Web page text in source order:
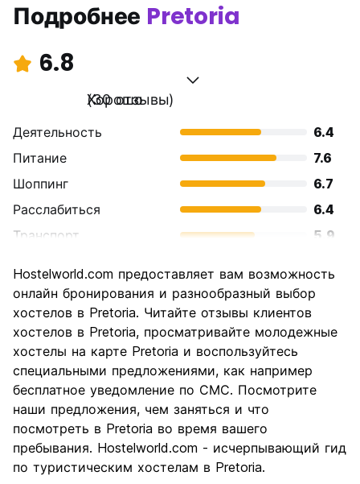
Подробнее Pretoria
6.8
Хорошо
(30 отзывы)
Деятельность
6.4
Питание
7.6
Шоппинг
6.7
Расслабиться
6.4
Транспорт
5.9
достопримечательностей
7.1
Культура
Ночная жизнь
6.5
Соотношение цены и
качества
Hostelworld.com предоставляет вам возможность
онлайн бронирования и разнообразный выбор
хостелов в Pretoria. Читайте отзывы клиентов
хостелов в Pretoria, просматривайте молодежные
хостелы на карте Pretoria и воспользуйтесь
специальными предложениями, как например
бесплатное уведомление по СМС. Посмотрите
наши предложения, чем заняться и что
посмотреть в Pretoria во время вашего
пребывания. Hostelworld.com - исчерпывающий гид
по туристическим хостелам в Pretoria.